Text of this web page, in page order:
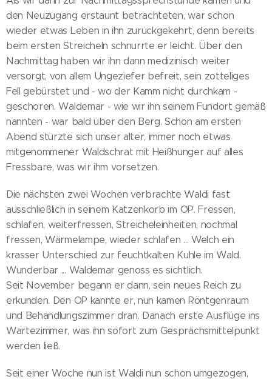
den Neuzugang erstaunt betrachteten, war schon
wieder etwas Leben in ihn zurückgekehrt, denn bereits
beim ersten Streicheln schnurrte er leicht. Über den
Nachmittag haben wir ihn dann medizinisch weiter
versorgt, von allem Ungeziefer befreit, sein zotteliges
Fell gebürstet und - wo der Kamm nicht durchkam -
geschoren. Waldemar - wie wir ihn seinem Fundort gemäß
nannten - war bald über den Berg. Schon am ersten
Abend stürzte sich unser alter, immer noch etwas
mitgenommener Waldschrat mit Heißhunger auf alles
Fressbare, was wir ihm vorsetzen.
Die nächsten zwei Wochen verbrachte Waldi fast
ausschließlich in seinem Katzenkorb im OP. Fressen,
schlafen, weiterfressen, Streicheleinheiten, nochmal
fressen, Wärmelampe, wieder schlafen ... Welch ein
krasser Unterschied zur feuchtkalten Kuhle im Wald.
Wunderbar ... Waldemar genoss es sichtlich.
Seit November begann er dann, sein neues Reich zu
erkunden. Den OP kannte er, nun kamen Röntgenraum
und Behandlungszimmer dran. Danach erste Ausflüge ins
Wartezimmer, was ihn sofort zum Gesprächsmittelpunkt
werden ließ.
Seit einer Woche nun ist Waldi nun schon umgezogen,